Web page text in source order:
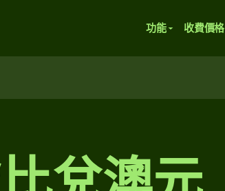
功能 收費價格